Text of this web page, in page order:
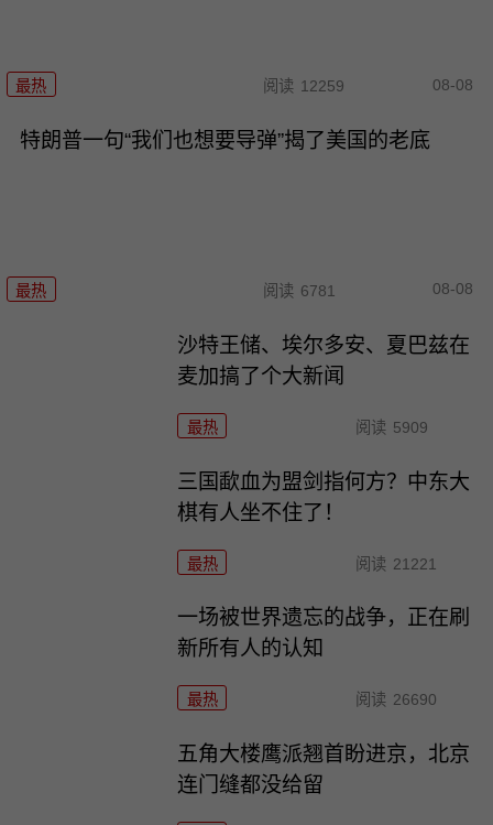
最热 阅读 12259 08-08
特朗普一句“我们也想要导弹”揭了美国的老底
最热 阅读 6781 08-08
沙特王储、埃尔多安、夏巴兹在
麦加搞了个大新闻
最热 阅读 5909
三国歃血为盟剑指何方？中东大
棋有人坐不住了！
最热 阅读 21221
一场被世界遗忘的战争，正在刷
新所有人的认知
最热 阅读 26690
五角大楼鹰派翘首盼进京，北京
连门缝都没给留